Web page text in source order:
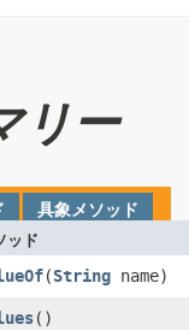
リー
具象メソッド
ッド
​(String name)
()